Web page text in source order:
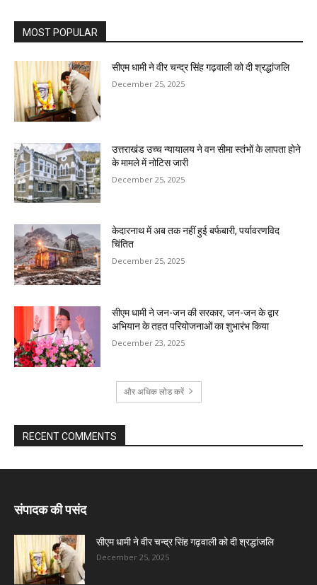
MOST POPULAR
सीएम धामी ने वीर चन्द्र सिंह गढ़वाली को दी श्रद्धांजलि
December 25, 2025
उत्तराखंड उच्च न्यायालय ने वन सीमा स्तंभों के लापता होने
के मामले में नोटिस जारी
December 25, 2025
केदारनाथ में अब तक नहीं हुई बर्फबारी, पर्यावरणविद
चिंतित
December 25, 2025
सीएम धामी ने जन-जन की सरकार, जन-जन के द्वार
अभियान के तहत परियोजनाओं का शुभारंभ किया
December 23, 2025
और अधिक लोड करें
RECENT COMMENTS
संपादक की पसंद
सीएम धामी ने वीर चन्द्र सिंह गढ़वाली को दी श्रद्धांजलि
December 25, 2025